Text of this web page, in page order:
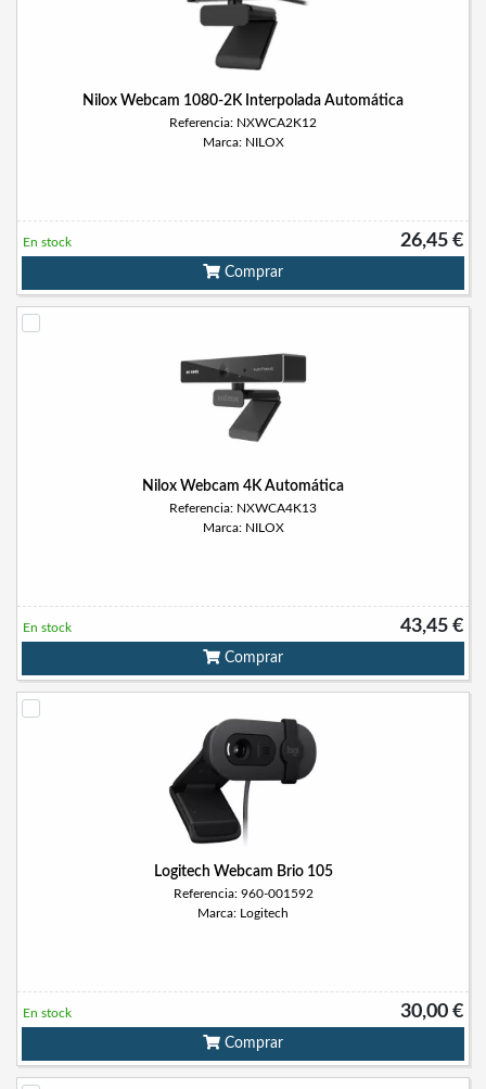
Nilox Webcam 1080-2K Interpolada Automática
Referencia: NXWCA2K12
Marca: NILOX
26,45 €
En stock
Comprar
Nilox Webcam 4K Automática
Referencia: NXWCA4K13
Marca: NILOX
43,45 €
En stock
Comprar
Logitech Webcam Brio 105
Referencia: 960-001592
Marca: Logitech
30,00 €
En stock
Comprar